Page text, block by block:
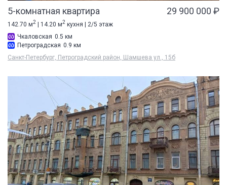
5-комнатная квартира 29 900 000 ₽
142.70 м2 | 14.20 м2 кухня | 2/5 этаж
Чкаловская 0.5 км
Петроградская 0.9 км
Санкт-Петербург, Петроградский район, Шамшева ул., 15б